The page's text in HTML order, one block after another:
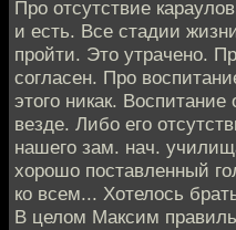
Про отсутствие
и есть. Все стадии
пройти. Это утрачено.
согласен. Про
этого никак.
везде. Либо его
нашего зам. нач.
хорошо поставленный
ко всем... Хотелось
В целом Максим